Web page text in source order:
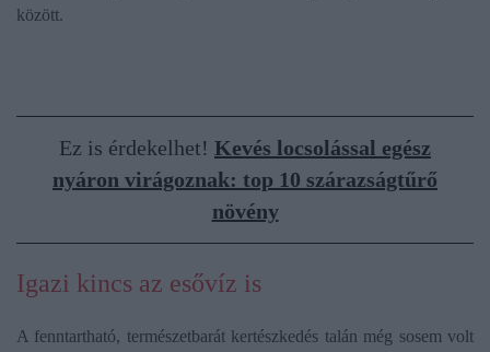
között.
Ez is érdekelhet! Kevés locsolással egész
nyáron virágoznak: top 10 szárazságtűrő
növény
Igazi kincs az esővíz is
A fenntartható, természetbarát kertészkedés talán még sosem volt